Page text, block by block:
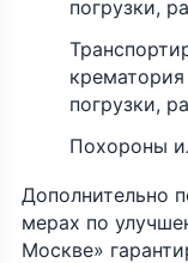
погрузки,
погрузки,
Похороны
Дополнительно
мерах по
Москве»